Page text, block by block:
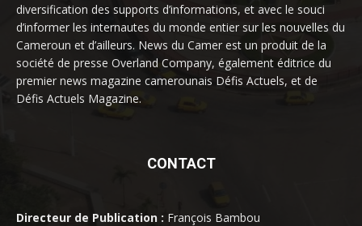
diversification des supports d’informations, et avec le souci
d’informer les internautes du monde entier sur les nouvelles du
Cameroun et d’ailleurs. News du Camer est un produit de la
société de presse Overland Company, également éditrice du
premier news magazine camerounais Défis Actuels, et de
Défis Actuels Magazine.
CONTACT
Directeur de Publication : François Bambou